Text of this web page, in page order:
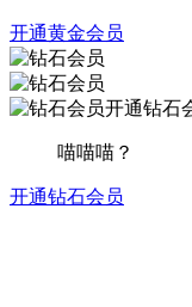
开通黄金会员
开通钻石
喵喵喵？
开通钻石会员